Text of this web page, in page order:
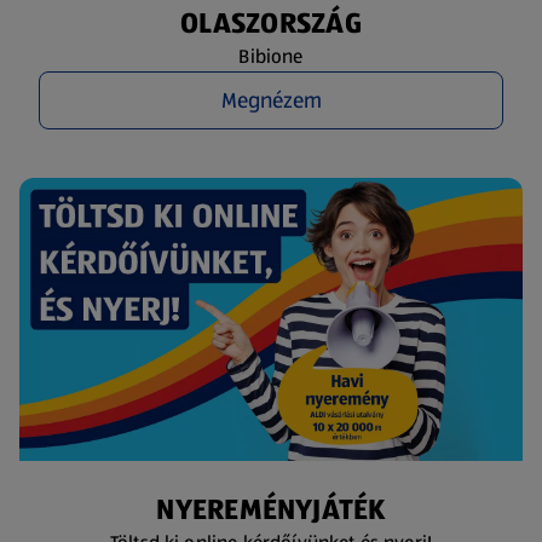
OLASZORSZÁG
Bibione
Megnézem
NYEREMÉNYJÁTÉK